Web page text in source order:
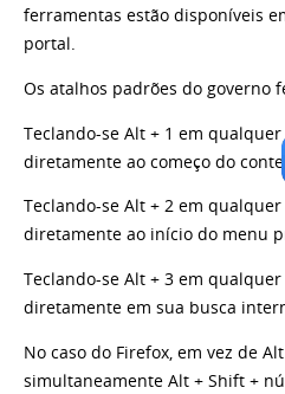
ferramentas estão disponíveis
portal.
Os atalhos padrões do governo
Teclando-se Alt + 1 em
diretamente ao começo do
Teclando-se Alt + 2 em
diretamente ao início do menu
Teclando-se Alt + 3 em
diretamente em sua busca
No caso do Firefox, em vez de
simultaneamente Alt + Shift +